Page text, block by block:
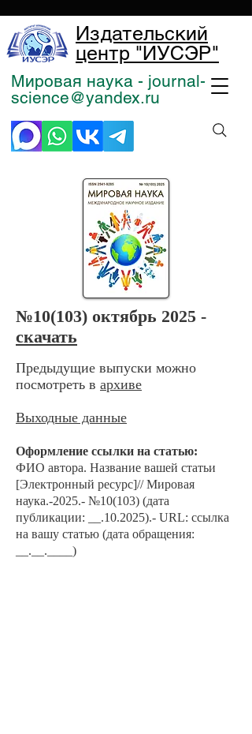
Издательский
центр "ИУСЭР"
Мировая наука - journal-
science@yandex.ru
№10(103) октябрь 2025 -
скачать
Предыдущие выпуски можно
посмотреть в архиве
Выходные данные
Оформление ссылки на статью:
ФИО автора. Название вашей статьи
[Электронный ресурс]// Мировая
наука.-2025.- №10(103) (дата
публикации: __.10.2025).- URL: ссылка
на вашу статью (дата обращения:
__.__.____)